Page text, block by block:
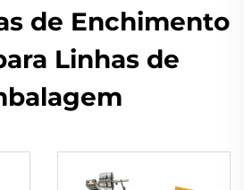
de Enchimento
Linhas de